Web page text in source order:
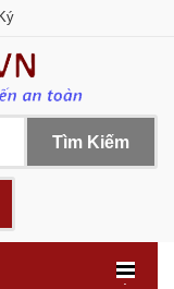
Tìm Kiếm
.